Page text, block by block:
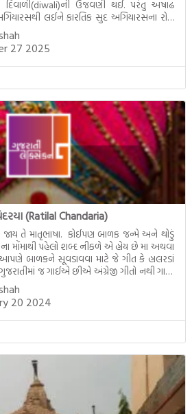
દિવાળી(diwali)ની ઉજવણી થઈ. પરંતુ અષાઢ
લઈને કારતિક સુદ અગિયારસના રોજ
વચ્ચે મોટેભાગે યજ્ઞોપવીત સંસ્કાર, લગ્ન,
[…]
27 2025
(Ratilal Chandaria)
તે માતૃભાષા. કોઈપણ બાળક જન્મે અને થોડું
મોંમાથી પહેલો શબ્દ નીકળે એ હોય છે મા અથવા
બાળકને સૂવડાવવા માટે જે ગીત કે હાલરડાં
જ ગાઈએ છીએ અંગ્રેજી ગીતો નથી ગાતા.
20 2024